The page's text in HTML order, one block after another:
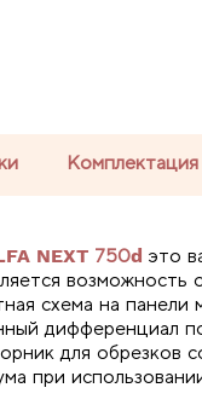
Комплектация
NEXT 750d это
возможность
схема на
дифференциал
для обрезков
при